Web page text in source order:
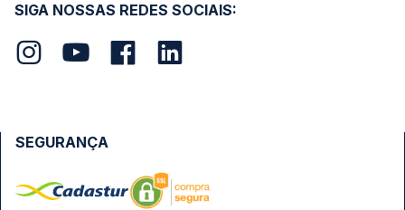
SIGA NOSSAS REDES SOCIAIS:
SEGURANÇA